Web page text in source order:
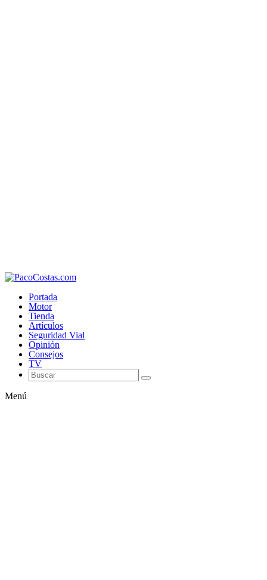
Portada
Motor
Tienda
Artículos
Seguridad Vial
Opinión
Consejos
TV
Menú